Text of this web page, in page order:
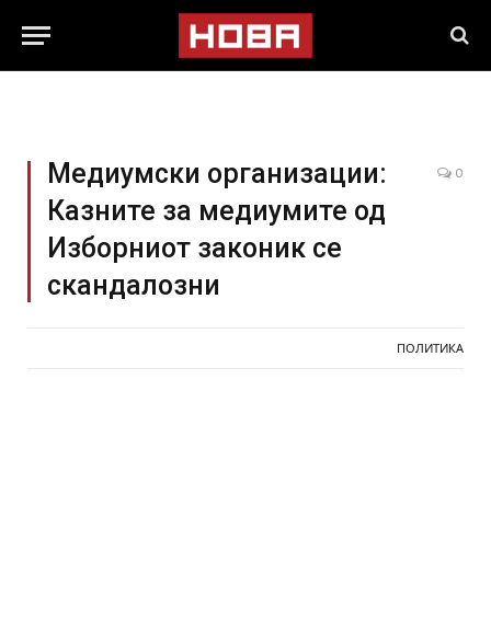
Медиумски организации:
Казните за медиумите од
Изборниот законик се
скандалозни
0
ПОЛИТИКА